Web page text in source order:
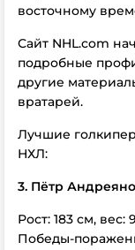
восточному
Сайт NHL.com
подробные
другие
вратарей.
Лучшие
НХЛ:
3. Пётр
Рост: 183 см, вес:
Победы-